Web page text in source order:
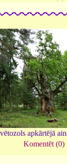
apkārtējā
Komentēt (0)